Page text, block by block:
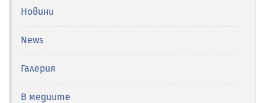
Новини
News
Галерия
В медиите